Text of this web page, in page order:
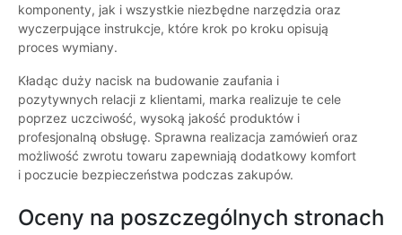
komponenty, jak i wszystkie niezbędne narzędzia oraz
wyczerpujące instrukcje, które krok po kroku opisują
proces wymiany.
Kładąc duży nacisk na budowanie zaufania i
pozytywnych relacji z klientami, marka realizuje te cele
poprzez uczciwość, wysoką jakość produktów i
profesjonalną obsługę. Sprawna realizacja zamówień oraz
możliwość zwrotu towaru zapewniają dodatkowy komfort
i poczucie bezpieczeństwa podczas zakupów.
Oceny na poszczególnych stronach